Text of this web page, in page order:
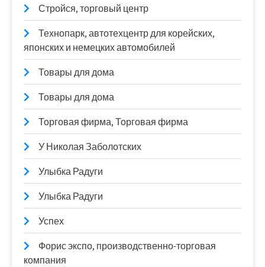
Стройся, торговый центр
Технопарк, автотехцентр для корейских,
японских и немецких автомобилей
Товары для дома
Товары для дома
Торговая фирма, Торговая фирма
У Николая Заболотских
Улыбка Радуги
Улыбка Радуги
Успех
Форис экспо, производственно-торговая
компания